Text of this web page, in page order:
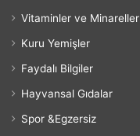
Vitaminler ve Minareller
Kuru Yemişler
Faydalı Bilgiler
Hayvansal Gıdalar
Spor &Egzersiz